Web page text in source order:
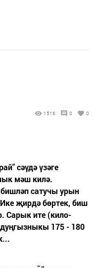
1516 0 0
сәүдә үзәге
мәш килә.
сатучы урын
җирдә бөртек, биш
Сарык ите (кило-
175 - 180